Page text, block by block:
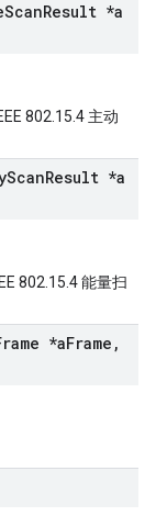
ScanResult *a
802.15.4 主动
ScanResult *a
802.15.4 能量扫
*aFrame ,